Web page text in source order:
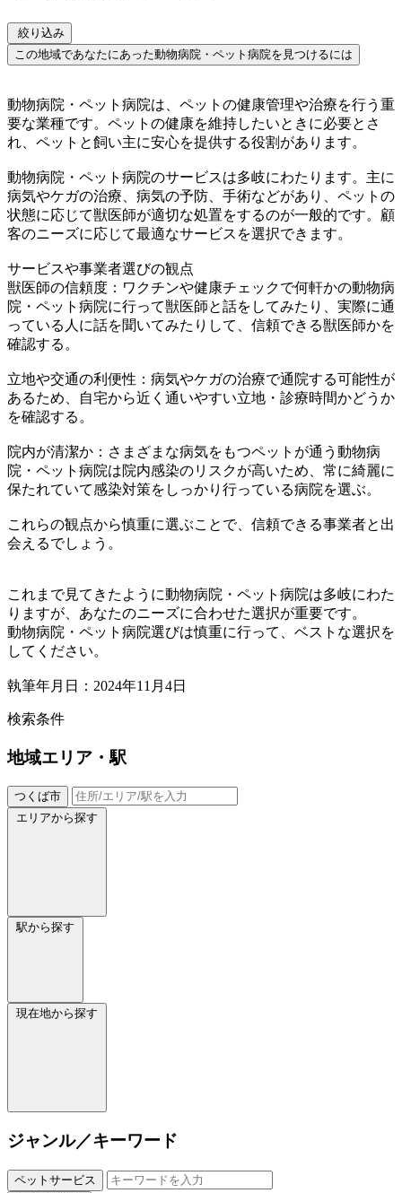
絞り込み
この地域であなたにあった動物病院・ペット病院を見つけるには
動物病院・ペット病院は、ペットの健康管理や治療を行う重
要な業種です。ペットの健康を維持したいときに必要とさ
れ、ペットと飼い主に安心を提供する役割があります。
動物病院・ペット病院のサービスは多岐にわたります。主に
病気やケガの治療、病気の予防、手術などがあり、ペットの
状態に応じて獣医師が適切な処置をするのが一般的です。顧
客のニーズに応じて最適なサービスを選択できます。
サービスや事業者選びの観点
獣医師の信頼度：ワクチンや健康チェックで何軒かの動物病
院・ペット病院に行って獣医師と話をしてみたり、実際に通
っている人に話を聞いてみたりして、信頼できる獣医師かを
確認する。
立地や交通の利便性：病気やケガの治療で通院する可能性が
あるため、自宅から近く通いやすい立地・診療時間かどうか
を確認する。
院内が清潔か：さまざまな病気をもつペットが通う動物病
院・ペット病院は院内感染のリスクが高いため、常に綺麗に
保たれていて感染対策をしっかり行っている病院を選ぶ。
これらの観点から慎重に選ぶことで、信頼できる事業者と出
会えるでしょう。
これまで見てきたように動物病院・ペット病院は多岐にわた
りますが、あなたのニーズに合わせた選択が重要です。
動物病院・ペット病院選びは慎重に行って、ベストな選択を
してください。
執筆年月日：2024年11月4日
検索条件
地域エリア・駅
つくば市
エリアから探す
駅から探す
現在地から探す
ジャンル／キーワード
ペットサービス